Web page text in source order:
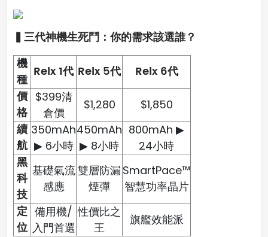
▍三代神機生死鬥：你的需求該選誰？
機
種 Relx 1代 Relx 5代
Relx 6代
價
格
$399清
倉價
$1,280 $1,850
續
航
350mAh
▶ 6小時
450mAh
▶ 8小時
800mAh ▶
24小時
黑
科
技
基礎氣流
感應
雙層防漏
煙彈
SmartPace™
智慧功率晶片
定
位
備用機/
入門首選
性價比之
王
旗艦效能派